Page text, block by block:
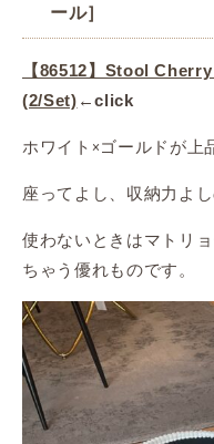
ール］
【86512】Stool
(2/Set) ←click
ホワイト×ゴールドが上
座ってよし、収納力よ
使わないときはマトリ
ちゃう優れものです。